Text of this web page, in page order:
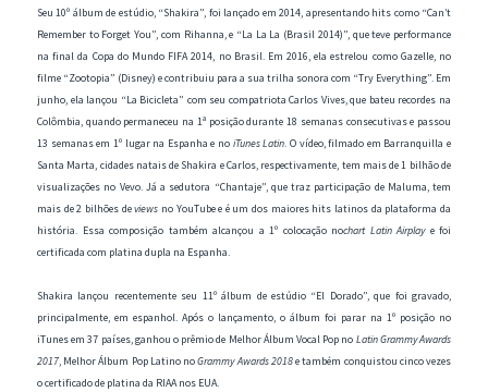
Seu 10º álbum de estúdio, “Shakira”, foi lançado em 2014, apresentando hits como “Can’t
Remember to Forget You”, com Rihanna, e “La La La (Brasil 2014)”, que teve performance
na final da Copa do Mundo FIFA 2014, no Brasil. Em 2016, ela estrelou como Gazelle, no
filme “Zootopia” (Disney) e contribuiu para a sua trilha sonora com “Try Everything”. Em
junho, ela lançou “La Bicicleta” com seu compatriota Carlos Vives, que bateu recordes na
Colômbia, quando permaneceu na 1ª posição durante 18 semanas consecutivas e passou
13 semanas em 1º lugar na Espanha e no iTunes Latin. O vídeo, filmado em Barranquilla e
Santa Marta, cidades natais de Shakira e Carlos, respectivamente, tem mais de 1 bilhão de
visualizações no Vevo. Já a sedutora “Chantaje”, que traz participação de Maluma, tem
mais de 2 bilhões deviews no YouTube e é um dos maiores hits latinos da plataforma da
história. Essa composição também alcançou a 1º colocação nochart Latin Airplaye foi
certificada com platina dupla na Espanha.
Shakira lançou recentemente seu 11º álbum de estúdio “El Dorado”, que foi gravado,
principalmente, em espanhol. Após o lançamento, o álbum foi parar na 1º posição no
iTunes em 37 países, ganhou o prêmio de Melhor Álbum Vocal Pop no Latin Grammy Awards
2017, Melhor Álbum Pop Latino noGrammy Awards 2018e também conquistou cinco vezes
o certificado de platina da RIAA nos EUA.